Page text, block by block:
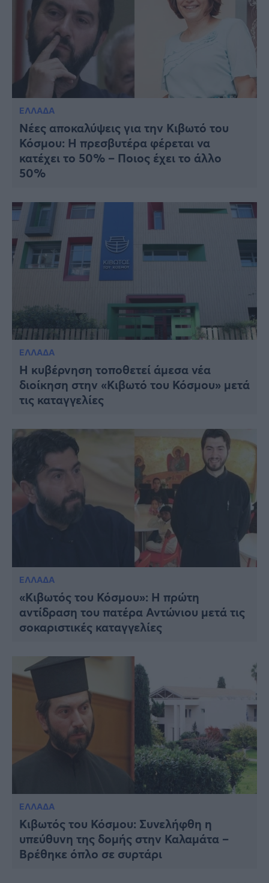
ΕΛΛΑΔΑ
Νέες αποκαλύψεις για την Κιβωτό του
Κόσμου: Η πρεσβυτέρα φέρεται να
κατέχει το 50% – Ποιος έχει το άλλο
50%
ΕΛΛΑΔΑ
Η κυβέρνηση τοποθετεί άμεσα νέα
διοίκηση στην «Κιβωτό του Κόσμου» μετά
τις καταγγελίες
ΕΛΛΑΔΑ
«Κιβωτός του Κόσμου»: Η πρώτη
αντίδραση του πατέρα Αντώνιου μετά τις
σοκαριστικές καταγγελίες
ΕΛΛΑΔΑ
Κιβωτός του Κόσμου: Συνελήφθη η
υπεύθυνη της δομής στην Καλαμάτα –
Βρέθηκε όπλο σε συρτάρι